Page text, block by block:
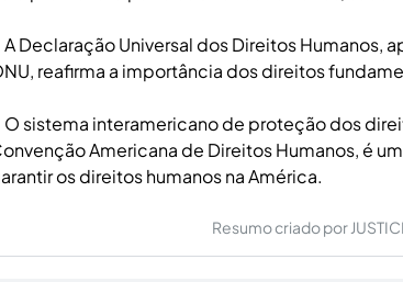
A Declaração Universal dos Direitos Humanos,
reafirma a importância dos direitos
O sistema interamericano de proteção dos
Americana de Direitos Humanos, é
os direitos humanos na América.
Resumo criado por